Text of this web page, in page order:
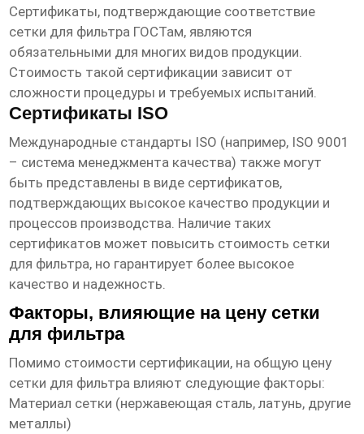
Сертификаты, подтверждающие соответствие
сетки для фильтра ГОСТам, являются
обязательными для многих видов продукции.
Стоимость такой сертификации зависит от
сложности процедуры и требуемых испытаний.
Сертификаты ISO
Международные стандарты ISO (например, ISO 9001
– система менеджмента качества) также могут
быть представлены в виде сертификатов,
подтверждающих высокое качество продукции и
процессов производства. Наличие таких
сертификатов может повысить стоимость сетки
для фильтра, но гарантирует более высокое
качество и надежность.
Факторы, влияющие на цену сетки
для фильтра
Помимо стоимости сертификации, на общую цену
сетки для фильтра влияют следующие факторы:
Материал сетки (нержавеющая сталь, латунь, другие
металлы)